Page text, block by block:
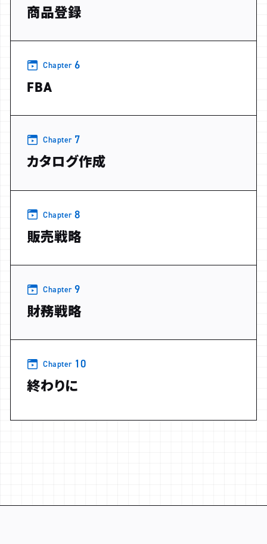
商品登録
Chapter 6
FBA
Chapter 7
カタログ作成
Chapter 8
販売戦略
Chapter 9
財務戦略
Chapter 10
終わりに